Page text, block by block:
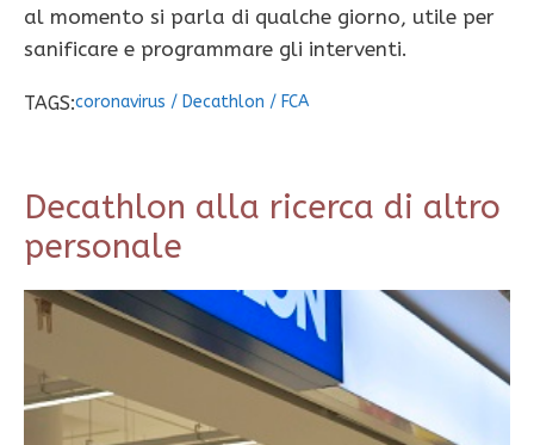
al momento si parla di qualche giorno, utile per
sanificare e programmare gli interventi.
TAGS:coronavirus / Decathlon / FCA
Decathlon alla ricerca di altro
personale